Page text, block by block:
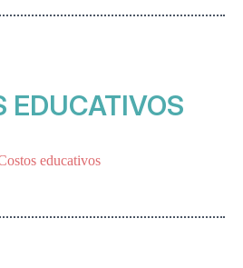
EDUCATIVOS
educativos